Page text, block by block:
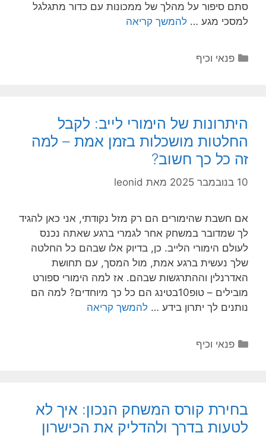
סתם סיפור על מהלך של ממכונות עם כדור מתגלגל
למסכי מגע … להמשך קריאה
קטגוריות
פנאי וכיף
היתרונות של הימורי לייב: לקבל
החלטות מושכלות בזמן אמת – למה
זה כל כך חשוב?
10 בנובמבר 2025 מאת leonid
אם חשבת שהימורים הם רק מזל נקודתי, אני כאן להגיד
לך שמדובר במשחק אחר לגמרי ברגע שאתה נכנס
לעולם הימורי הלייב. כן, בדיוק אלו שבהם כל החלטה
שלך נעשית ברגע אמת, מול המסך, עם תחושת
האדרנלין וההתרגשות שבהם. אז למה הימורי ספורט
מובילים – טופ10בטינג הם כל כך מיוחדים? למה הם
נותנים לך יתרון בידע … להמשך קריאה
קטגוריות
פנאי וכיף
בחירת קורס המשחק הנכון: איך לא
לטעות בדרך ולהדליק את הכישרון